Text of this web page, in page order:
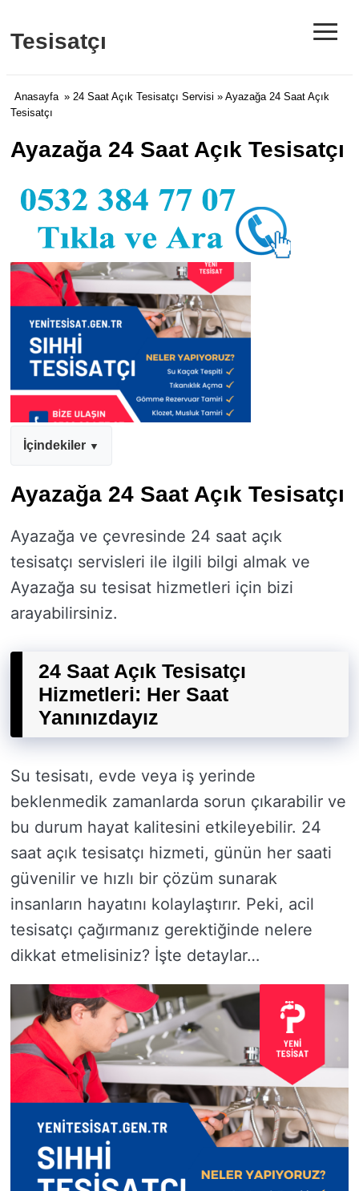
Tesisatçı ≡
Anasayfa » 24 Saat Açık Tesisatçı Servisi » Ayazağa 24 Saat Açık
Tesisatçı
Ayazağa 24 Saat Açık Tesisatçı
İçindekiler
Ayazağa 24 Saat Açık Tesisatçı
Ayazağa ve çevresinde 24 saat açık
tesisatçı servisleri ile ilgili bilgi almak ve
Ayazağa su tesisat hizmetleri için bizi
arayabilirsiniz.
24 Saat Açık Tesisatçı
Hizmetleri: Her Saat
Yanınızdayız
Su tesisatı, evde veya iş yerinde
beklenmedik zamanlarda sorun çıkarabilir ve
bu durum hayat kalitesini etkileyebilir. 24
saat açık tesisatçı hizmeti, günün her saati
güvenilir ve hızlı bir çözüm sunarak
insanların hayatını kolaylaştırır. Peki, acil
tesisatçı çağırmanız gerektiğinde nelere
dikkat etmelisiniz? İşte detaylar…